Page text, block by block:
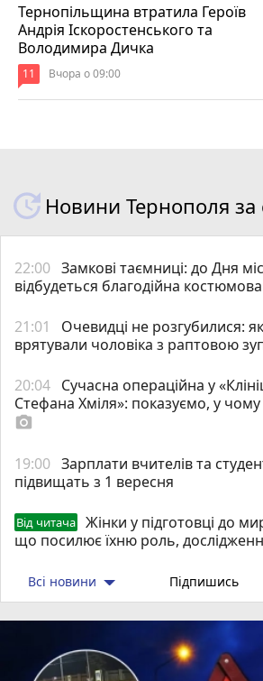
Тернопільщина втратила Героїв
Андрія Іскоростенського та
Володимира Дичка
11 Вчора о 09:00
Новини Тернополя за
22:00 Замкові таємниці: до Дня
відбудеться благодійна
21:01
Очевидці не розгубилися:
врятували чоловіка з раптовою
20:04 Сучасна операційна у
Стефана Хміля»: показуємо, у чому
photo_camera
19:00 Зарплати вчителів та
підвищать з 1 вересня
Від читача
Жінки у підготовці до
що посилює їхню роль,
Всі новини Підпишись